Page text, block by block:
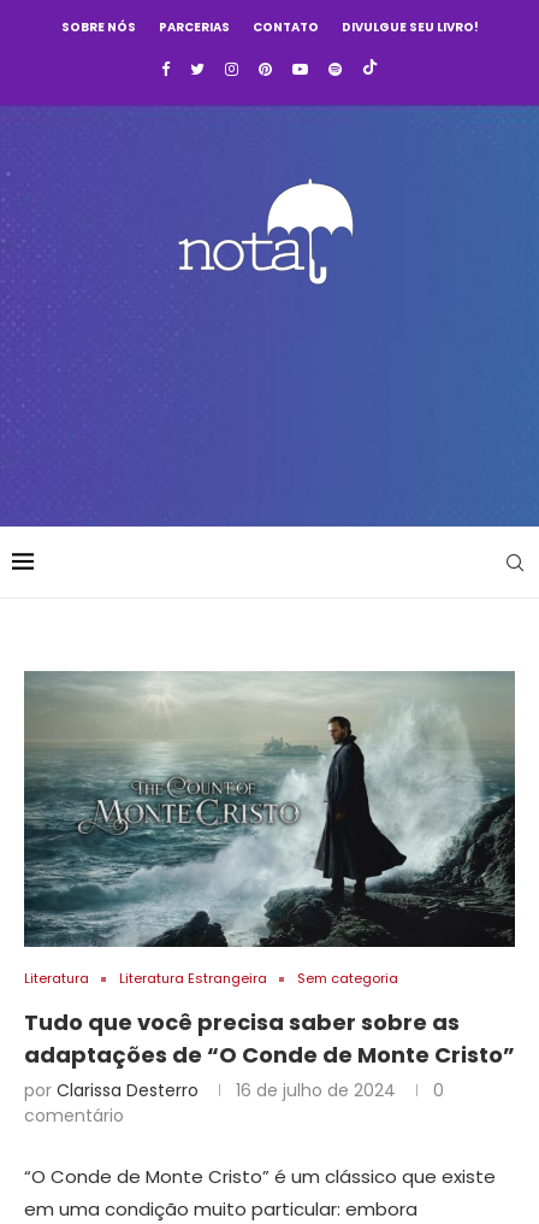
SOBRE NÓS PARCERIAS CONTATO DIVULGUE SEU LIVRO!
Literatura Literatura Estrangeira Sem categoria
Tudo que você precisa saber sobre as
adaptações de “O Conde de Monte Cristo”
por Clarissa Desterro 16 de julho de 2024
0
comentário
“O Conde de Monte Cristo” é um clássico que existe
em uma condição muito particular: embora